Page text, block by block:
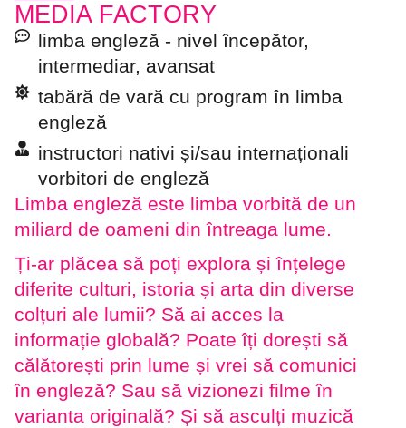
MEDIA FACTORY
limba engleză - nivel începător,
intermediar, avansat
tabără de vară cu program în limba
engleză
instructori nativi și/sau internaționali
vorbitori de engleză
Limba engleză este limba vorbită de un
miliard de oameni din întreaga lume.
Ți-ar plăcea să poți explora și înțelege
diferite culturi, istoria și arta din diverse
colțuri ale lumii? Să ai acces la
informație globală? Poate îți dorești să
călătorești prin lume și vrei să comunici
în engleză? Sau să vizionezi filme în
varianta originală? Și să asculți muzică